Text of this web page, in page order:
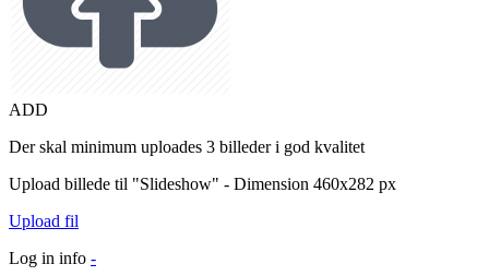
ADD
Der skal minimum uploades 3 billeder i god kvalitet
Upload billede til "Slideshow" - Dimension 460x282 px
Upload fil
Log in info -